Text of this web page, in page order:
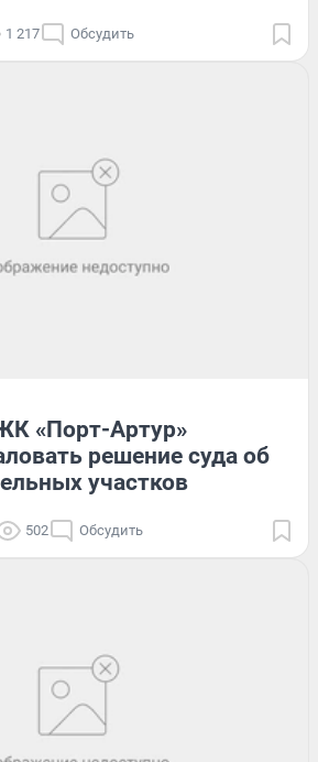
1 217 Обсудить
«Порт-Артур»
решение суда об
участков
502 Обсудить